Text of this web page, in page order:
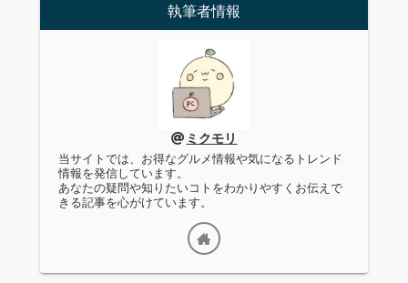
執筆者情報
ミクモリ
当サイトでは、お得なグルメ情報や気になるトレンド
情報を発信しています。
あなたの疑問や知りたいコトをわかりやすくお伝えで
きる記事を心がけています。